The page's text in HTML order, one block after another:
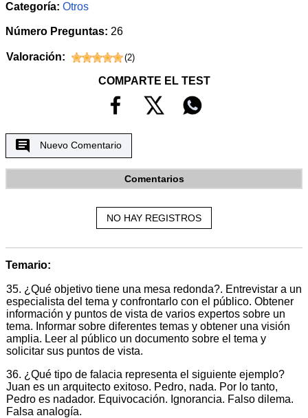
Categoría: Otros
Número Preguntas: 26
Valoración: (2)
COMPARTE EL TEST
Nuevo Comentario
Comentarios
NO HAY REGISTROS
Temario:
35. ¿Qué objetivo tiene una mesa redonda?. Entrevistar a un
especialista del tema y confrontarlo con el público. Obtener
información y puntos de vista de varios expertos sobre un
tema. Informar sobre diferentes temas y obtener una visión
amplia. Leer al público un documento sobre el tema y
solicitar sus puntos de vista.
36. ¿Qué tipo de falacia representa el siguiente ejemplo?
Juan es un arquitecto exitoso. Pedro, nada. Por lo tanto,
Pedro es nadador. Equivocación. Ignorancia. Falso dilema.
Falsa analogía.